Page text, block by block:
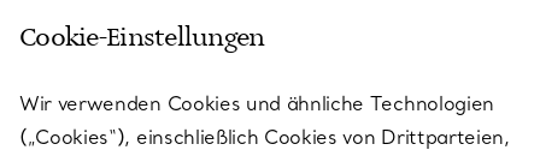
KUNDENSERVICE
SERVICES
Cookie-Einstellungen
Wir verwenden Cookies und ähnliche Technologien
(„Cookies“), einschließlich Cookies von Drittparteien,